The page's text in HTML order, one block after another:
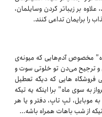
بر زیباتر کردن وسایلمان،
را برایمان تداعی کنند.
مخصوص آدم‌هایی که میونه‌ی
و ترجیح می‌دن تو خلوتی سوت و
فروشگاه هایی که دیگه تعطیل
به سوی ماه" برا اینکه یه تیکه
لپ تاپ، دفتر و یا هر
از شب باهات همراه باشه...